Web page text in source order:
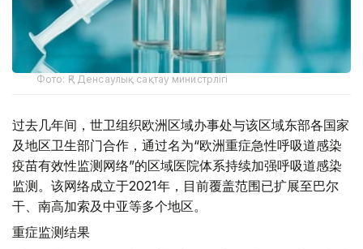
Фото: ҚР Денсаулық сақтау министрлігі
过去几年间，世卫组织欧洲区域办事处与该区域东部各国家
及地区卫生部门合作，通过名为“欧洲重症急性呼吸道感染
疫苗有效性监测网络”的区域医院体系持续加强呼吸道感染
监测。该网络成立于2021年，目前覆盖范围已扩展至巴尔
干、南高加索及中亚等多个地区。
重症监测结果